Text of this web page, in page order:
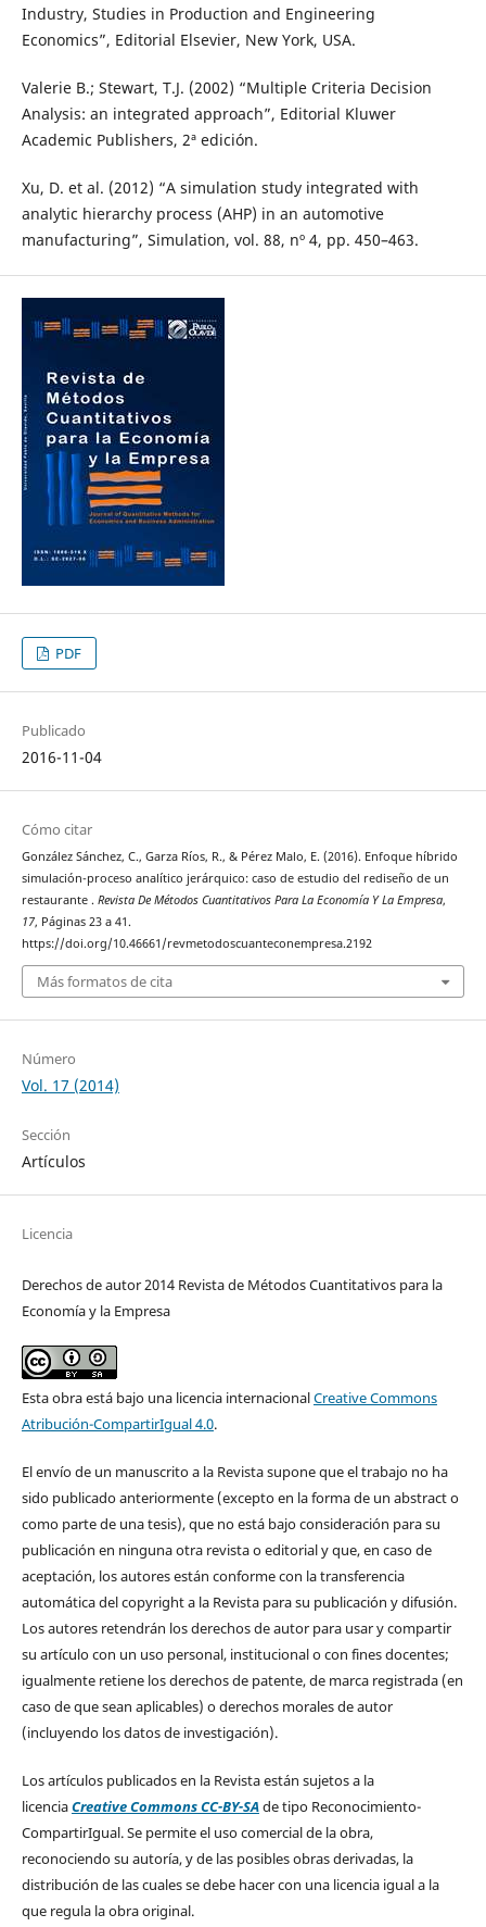
Industry, Studies in Production and Engineering
Economics”, Editorial Elsevier, New York, USA.
Valerie B.; Stewart, T.J. (2002) “Multiple Criteria Decision
Analysis: an integrated approach”, Editorial Kluwer
Academic Publishers, 2ª edición.
Xu, D. et al. (2012) “A simulation study integrated with
analytic hierarchy process (AHP) in an automotive
manufacturing”, Simulation, vol. 88, nº 4, pp. 450–463.
PDF
Publicado
2016-11-04
Cómo citar
González Sánchez, C., Garza Ríos, R., & Pérez Malo, E. (2016). Enfoque híbrido
simulación-proceso analítico jerárquico: caso de estudio del rediseño de un
restaurante . Revista De Métodos Cuantitativos Para La Economía Y La Empresa,
17, Páginas 23 a 41.
https://doi.org/10.46661/revmetodoscuanteconempresa.2192
Más formatos de cita
Número
Vol. 17 (2014)
Sección
Artículos
Licencia
Derechos de autor 2014 Revista de Métodos Cuantitativos para la
Economía y la Empresa
Esta obra está bajo una licencia internacionalCreative Commons
Atribución-CompartirIgual 4.0.
El envío de un manuscrito a la Revista supone que el trabajo no ha
sido publicado anteriormente (excepto en la forma de un abstract o
como parte de una tesis), que no está bajo consideración para su
publicación en ninguna otra revista o editorial y que, en caso de
aceptación, los autores están conforme con la transferencia
automática del copyright a la Revista para su publicación y difusión.
Los autores retendrán los derechos de autor para usar y compartir
su artículo con un uso personal, institucional o con fines docentes;
igualmente retiene los derechos de patente, de marca registrada (en
caso de que sean aplicables) o derechos morales de autor
(incluyendo los datos de investigación).
Los artículos publicados en la Revista están sujetos a la
licenciaCreative Commons CC-BY-SAde tipo Reconocimiento-
CompartirIgual. Se permite el uso comercial de la obra,
reconociendo su autoría, y de las posibles obras derivadas, la
distribución de las cuales se debe hacer con una licencia igual a la
que regula la obra original.